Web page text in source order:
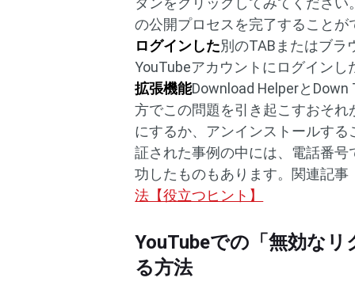
の公開プロセスを完了することが
ログインした別のTABまたはブラ
YouTubeアカウントにログイン
拡張機能Download Helperと
方でこの問題を引き起こすおそ
にするか、アンインストールす
証された事例の中には、電話番
功したものもあります。関連記事
法【役立つヒント】
YouTubeでの「無効な
る方法